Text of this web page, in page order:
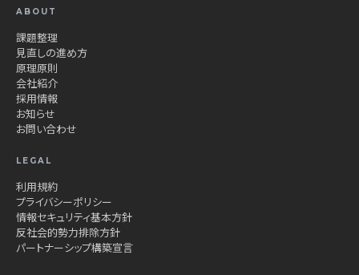
ABOUT
課題整理
見直しの進め方
原理原則
会社紹介
採用情報
お知らせ
お問い合わせ
LEGAL
利用規約
プライバシーポリシー
情報セキュリティ基本方針
反社会的勢力排除方針
パートナーシップ構築宣言